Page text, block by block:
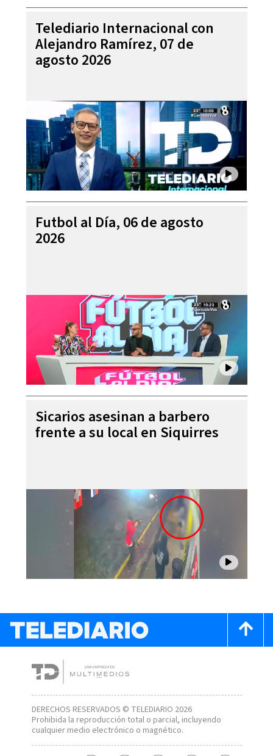
Telediario Internacional con
Alejandro Ramírez, 07 de
agosto 2026
Futbol al Día, 06 de agosto
2026
Sicarios asesinan a barbero
frente a su local en Siquirres
DERECHOS RESERVADOS © TELEDIARIO 2026
Prohibida la reproducción total o parcial, incluyendo
cualquier medio electrónico o magnético.